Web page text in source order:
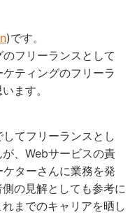
)です。
フリーランスとして
ティングのフリーラ
ます。
てフリーランスとし
、Webサービスの責
ターさんに業務を発
の見解としても参考に
までのキャリアを晒し